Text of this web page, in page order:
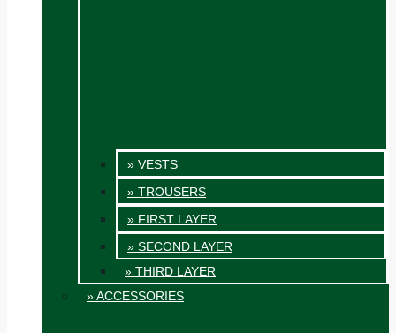
» VESTS
» TROUSERS
» FIRST LAYER
» SECOND LAYER
» THIRD LAYER
» ACCESSORIES